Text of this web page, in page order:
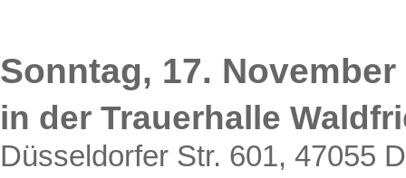
Sonntag, 17.
in der Trauerhalle
Düsseldorfer Str. 601, 47055